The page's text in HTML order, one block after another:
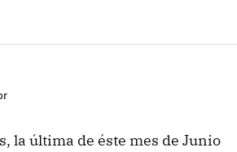
la última de éste mes de Junio